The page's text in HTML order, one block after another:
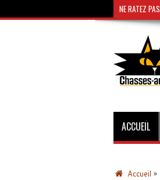
NE RATEZ PAS
ACCUEIL
Accueil »